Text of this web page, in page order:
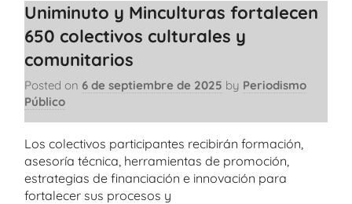
Uniminuto y Minculturas fortalecen
650 colectivos culturales y
comunitarios
Posted on 6 de septiembre de 2025 by Periodismo
Público
Los colectivos participantes recibirán formación,
asesoría técnica, herramientas de promoción,
estrategias de financiación e innovación para
fortalecer sus procesos y